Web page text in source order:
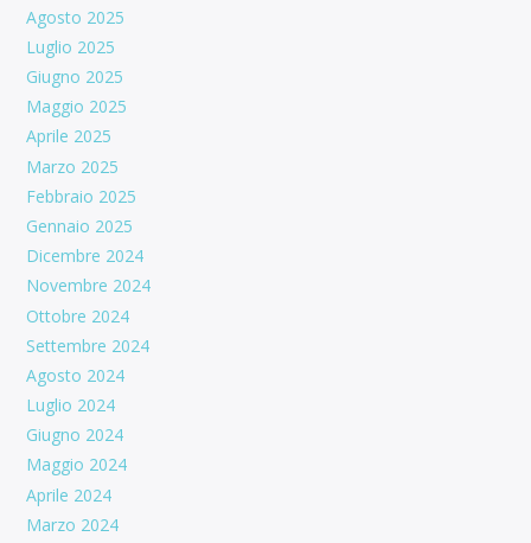
Agosto 2025
Luglio 2025
Giugno 2025
Maggio 2025
Aprile 2025
Marzo 2025
Febbraio 2025
Gennaio 2025
Dicembre 2024
Novembre 2024
Ottobre 2024
Settembre 2024
Agosto 2024
Luglio 2024
Giugno 2024
Maggio 2024
Aprile 2024
Marzo 2024